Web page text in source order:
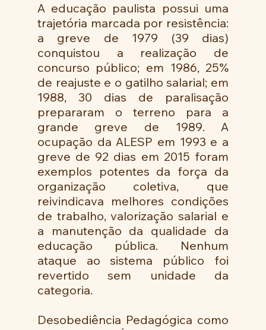
A educação paulista possui uma
trajetória marcada por resistência:
a greve de 1979 (39 dias)
conquistou a realização de
concurso público; em 1986, 25%
de reajuste e o gatilho salarial; em
1988, 30 dias de paralisação
prepararam o terreno para a
grande greve de 1989. A
ocupação da ALESP em 1993 e a
greve de 92 dias em 2015 foram
exemplos potentes da força da
organização coletiva, que
reivindicava melhores condições
de trabalho, valorização salarial e
a manutenção da qualidade da
educação pública. Nenhum
ataque ao sistema público foi
revertido sem unidade da
categoria.
Desobediência Pedagógica como